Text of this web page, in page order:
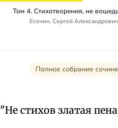
Есенин, Сергей Александрович
Полное собрание
"Не стихов златая